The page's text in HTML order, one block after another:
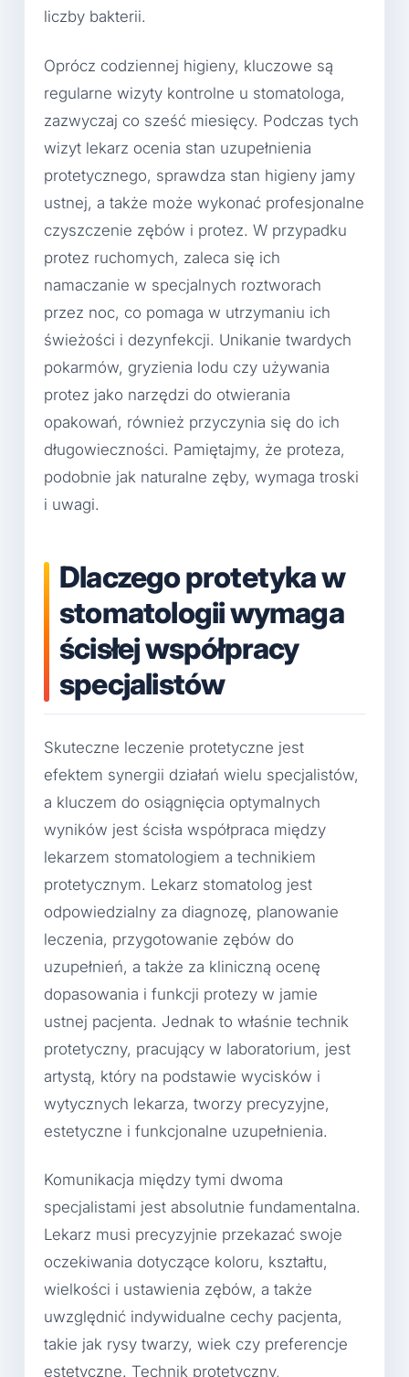
liczby bakterii.
Oprócz codziennej higieny, kluczowe są
regularne wizyty kontrolne u stomatologa,
zazwyczaj co sześć miesięcy. Podczas tych
wizyt lekarz ocenia stan uzupełnienia
protetycznego, sprawdza stan higieny jamy
ustnej, a także może wykonać profesjonalne
czyszczenie zębów i protez. W przypadku
protez ruchomych, zaleca się ich
namaczanie w specjalnych roztworach
przez noc, co pomaga w utrzymaniu ich
świeżości i dezynfekcji. Unikanie twardych
pokarmów, gryzienia lodu czy używania
protez jako narzędzi do otwierania
opakowań, również przyczynia się do ich
długowieczności. Pamiętajmy, że proteza,
podobnie jak naturalne zęby, wymaga troski
i uwagi.
Dlaczego protetyka w
stomatologii wymaga
ścisłej współpracy
specjalistów
Skuteczne leczenie protetyczne jest
efektem synergii działań wielu specjalistów,
a kluczem do osiągnięcia optymalnych
wyników jest ścisła współpraca między
lekarzem stomatologiem a technikiem
protetycznym. Lekarz stomatolog jest
odpowiedzialny za diagnozę, planowanie
leczenia, przygotowanie zębów do
uzupełnień, a także za kliniczną ocenę
dopasowania i funkcji protezy w jamie
ustnej pacjenta. Jednak to właśnie technik
protetyczny, pracujący w laboratorium, jest
artystą, który na podstawie wycisków i
wytycznych lekarza, tworzy precyzyjne,
estetyczne i funkcjonalne uzupełnienia.
Komunikacja między tymi dwoma
specjalistami jest absolutnie fundamentalna.
Lekarz musi precyzyjnie przekazać swoje
oczekiwania dotyczące koloru, kształtu,
wielkości i ustawienia zębów, a także
uwzględnić indywidualne cechy pacjenta,
takie jak rysy twarzy, wiek czy preferencje
estetyczne. Technik protetyczny,